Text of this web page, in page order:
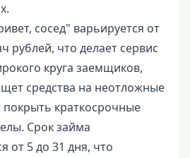
сосед" варьируется от
рублей, что делает сервис
круга заемщиков,
средства на неотложные
краткосрочные
Срок займа
от 5 до 31 дня, что